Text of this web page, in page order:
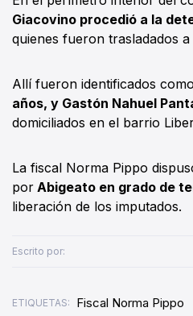
Giacovino procedió a la
quienes fueron trasladados
Allí fueron identificados como
años, y Gastón Nahuel
domiciliados en el barrio
La fiscal Norma Pippo
por Abigeato en grado de
liberación de los imputados.
Escrito por:
ETIQUETAS: Fiscal Norma Pippo